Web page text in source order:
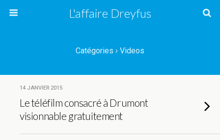
L'affaire Dreyfus
Catégories › Videos
14 JANVIER 2015
Le téléfilm consacré à Drumont
visionnable gratuitement